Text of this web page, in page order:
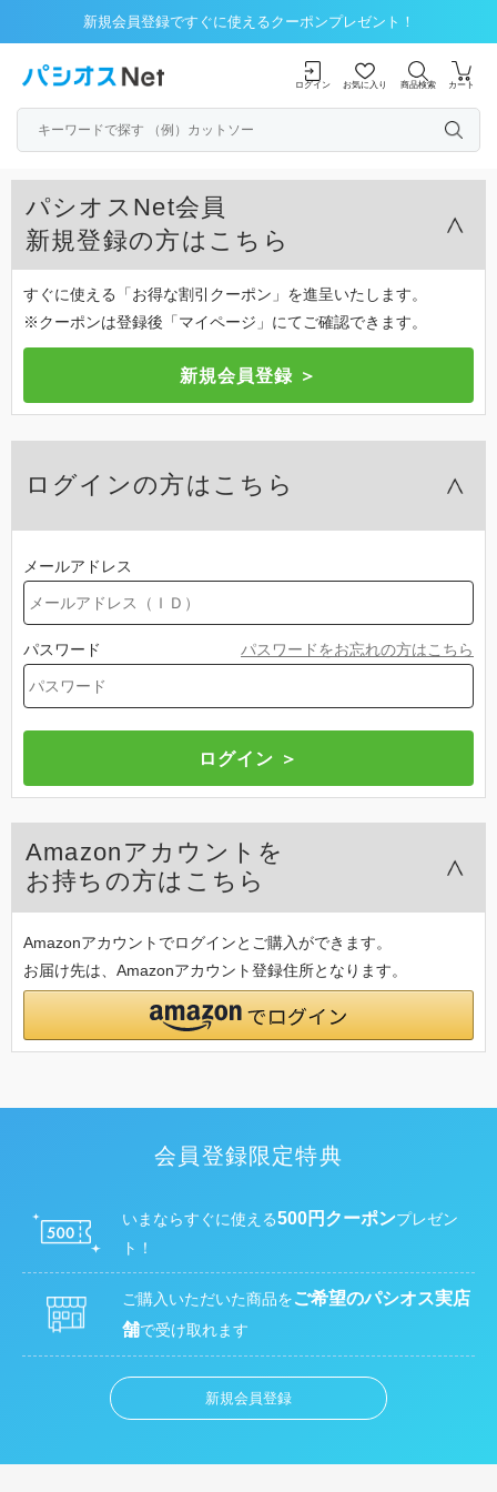
新規会員登録ですぐに使えるクーポンプレゼント！
ログイン お気に入り 商品検索 カート
パシオスNet会員
新規登録の方はこちら
すぐに使える「お得な割引クーポン」を進呈いたします。
※クーポンは登録後「マイページ」にてご確認できます。
ログインの方はこちら
メールアドレス
パスワード パスワードをお忘れの方はこちら
Amazonアカウントを
お持ちの方はこちら
Amazonアカウントでログインとご購入ができます。
お届け先は、Amazonアカウント登録住所となります。
会員登録限定特典
いまならすぐに使える500円クーポンプレゼン
ト！
ご購入いただいた商品をご希望のパシオス実店
舗で受け取れます
新規会員登録